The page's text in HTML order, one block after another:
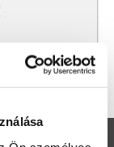
keresel.